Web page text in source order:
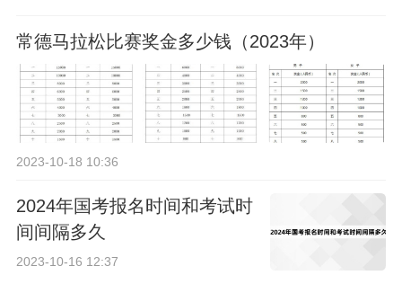
常德马拉松比赛奖金多少钱（2023年）
2023-10-18 10:36
2024年国考报名时间和考试时
间间隔多久
2023-10-16 12:37